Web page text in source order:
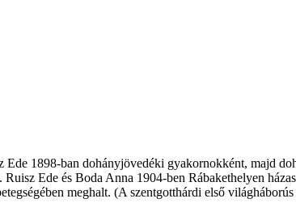
1898-ban dohányjövedéki gyakornokként, majd
Ede és Boda Anna 1904-ben Rábakethelyen
meghalt. (A szentgotthárdi első